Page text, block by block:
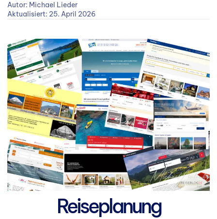
Autor: Michael Lieder
Aktualisiert: 25. April 2026
Reiseplanung